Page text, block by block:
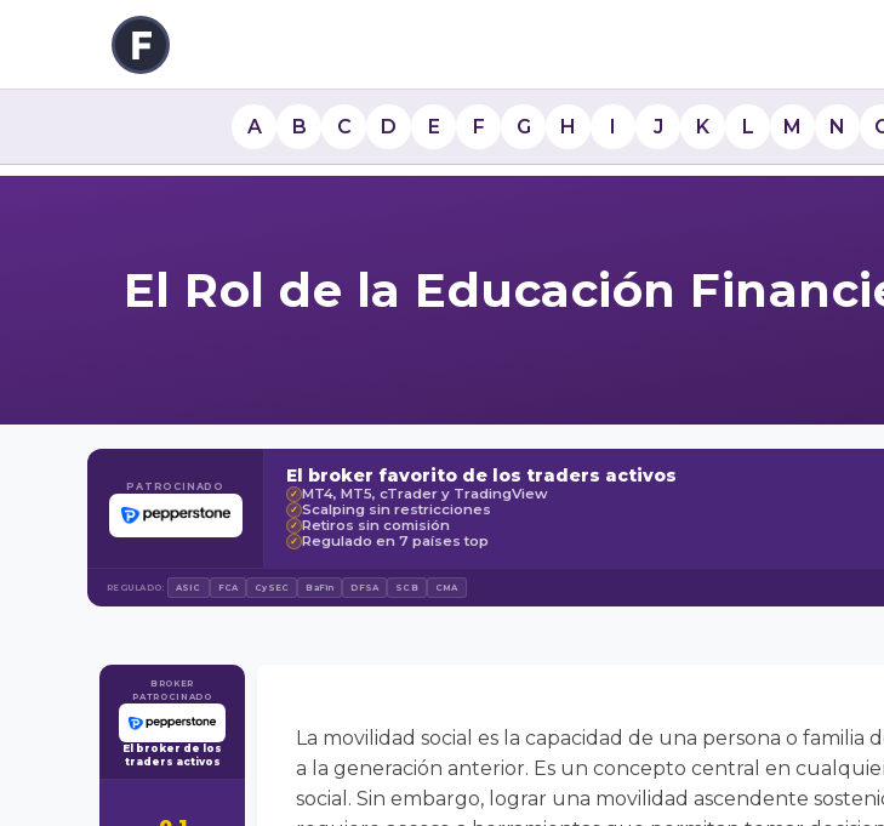
A B C D E F G H I J K L M N
El Rol de la Educación
PATROCINADO El broker favorito de los traders activos
✓ MT4, MT5, cTrader y TradingView
✓ Scalping sin restricciones
✓ Retiros sin comisión
✓ Regulado en 7 países top
REGULADO: ASIC FCA CySEC BaFin DFSA SCB CMA
BROKER
PATROCINADO
El broker de los
traders activos
La movilidad social es la capacidad de una persona o
a la generación anterior. Es un concepto central en
social. Sin embargo, lograr una movilidad ascendente